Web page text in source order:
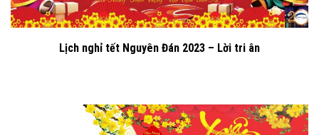
Lịch nghỉ tết Nguyên Đán 2023 – Lời tri ân